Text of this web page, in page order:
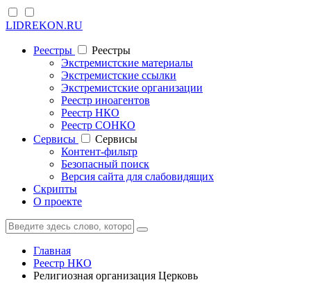
LIDREKON.RU
Реестры
Реестры
Экстремистские материалы
Экстремистские ссылки
Экстремистские организации
Реестр иноагентов
Реестр НКО
Реестр СОНКО
Cервисы
Cервисы
Контент-фильтр
Безопасный поиск
Версия сайта для слабовидящих
Скрипты
О проекте
Главная
Реестр НКО
Религиозная организация Церковь